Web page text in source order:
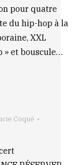
pour quatre
du hip-hop à la
XXL
» et bouscule…
Coqué